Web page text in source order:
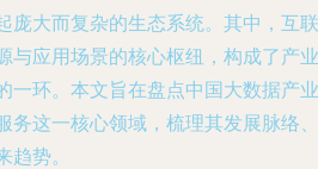
庞大而复杂的生态系统。其中，互联
与应用场景的核心枢纽，构成了产业
一环。本文旨在盘点中国大数据产业
务这一核心领域，梳理其发展脉络、
势。